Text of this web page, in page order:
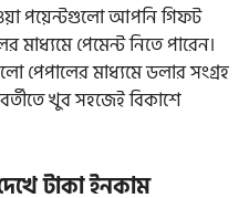
পয়েন্টগুলো আপনি গিফট
মাধ্যমে পেমেন্ট নিতে পারেন।
পেপালের মাধ্যমে ডলার সংগ্রহ
খুব সহজেই বিকাশে
টাকা ইনকাম